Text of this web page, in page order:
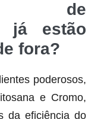
de
já estão
fora?
poderosos,
e Cromo,
da eficiência do